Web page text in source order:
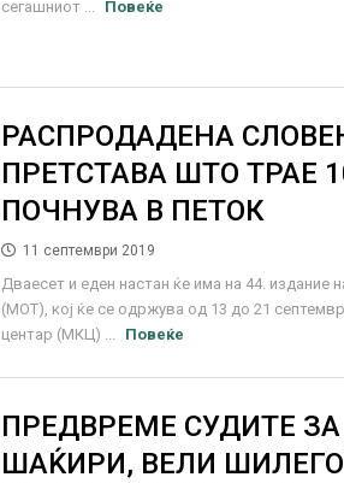
сегашниот ...
Повеќе
РАСПРОДАДЕНА
ПРЕТСТАВА ШТО ТРАЕ
ПОЧНУВА В ПЕТОК
11 септември 2019
Дваесет и еден настан ќе има на 44. издание
(МОТ), кој ќе се одржува од 13 до 21
центар (МКЦ) ...
Повеќе
ПРЕДВРЕМЕ СУДИТЕ
ШАЌИРИ, ВЕЛИ